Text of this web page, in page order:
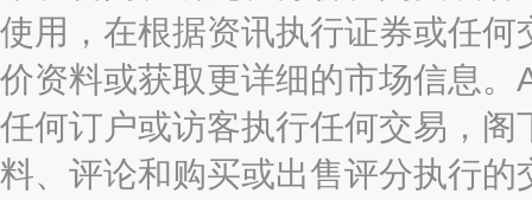
使用，在根据资讯执行证券或任
价资料或获取更详细的市场信息
任何订户或访客执行任何交易，
料、评论和购买或出售评分执行的